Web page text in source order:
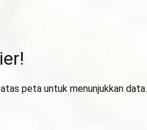
peta untuk menunjukkan data.